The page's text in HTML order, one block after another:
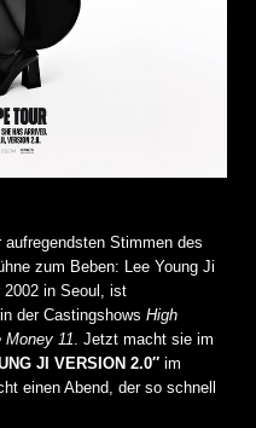
aufregendsten Stimmen des
zum Beben: Lee Young Ji
2002 in Seoul, ist
der Castingshows High
Money 11. Jetzt macht sie im
JI VERSION 2.0″ im
einen Abend, der so schnell